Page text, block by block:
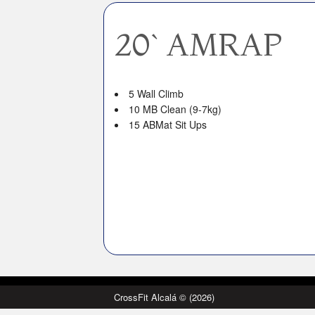
20` AMRAP
5 Wall Climb
10 MB Clean (9-7kg)
15 ABMat Sit Ups
CrossFit Alcalá © (2026)